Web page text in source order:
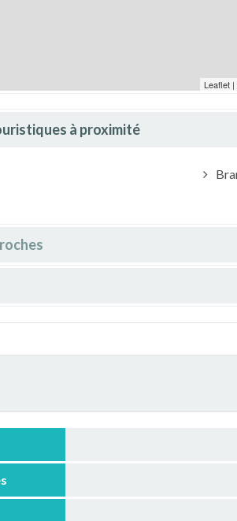
Leaflet
à proximité